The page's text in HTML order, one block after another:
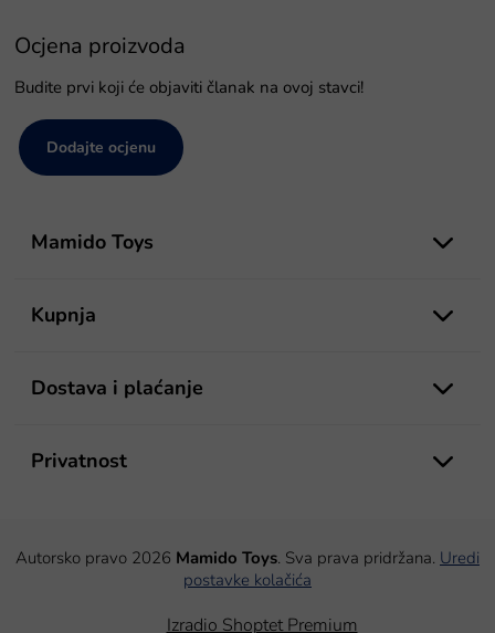
Ocjena proizvoda
Budite prvi koji će objaviti članak na ovoj stavci!
Dodajte ocjenu
Mamido Toys
Kupnja
Dostava i plaćanje
Privatnost
Izradio Shoptet Premium
Autorsko pravo 2026 Mamido Toys. Sva prava pridržana. Uredi
postavke kolačića